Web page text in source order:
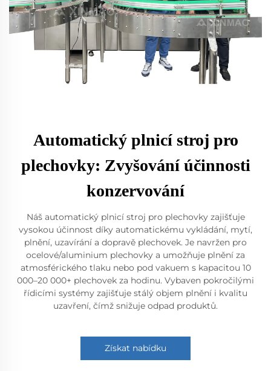
Automatický plnicí stroj pro
plechovky: Zvyšování účinnosti
konzervování
Náš automatický plnicí stroj pro plechovky zajišťuje
vysokou účinnost díky automatickému vykládání, mytí,
plnění, uzavírání a dopravě plechovek. Je navržen pro
ocelové/aluminium plechovky a umožňuje plnění za
atmosférického tlaku nebo pod vakuem s kapacitou 10
000–20 000+ plechovek za hodinu. Vybaven pokročilými
řídicími systémy zajišťuje stálý objem plnění i kvalitu
uzavření, čímž snižuje odpad produktů.
Získat nabídku